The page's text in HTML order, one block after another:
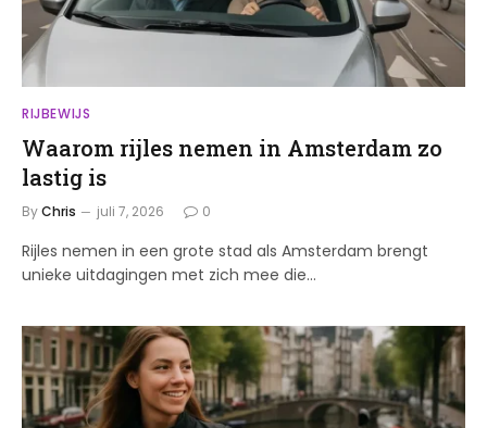
RIJBEWIJS
Waarom rijles nemen in Amsterdam zo
lastig is
ByChris juli 7, 2026 0
Rijles nemen in een grote stad als Amsterdam brengt
unieke uitdagingen met zich mee die…